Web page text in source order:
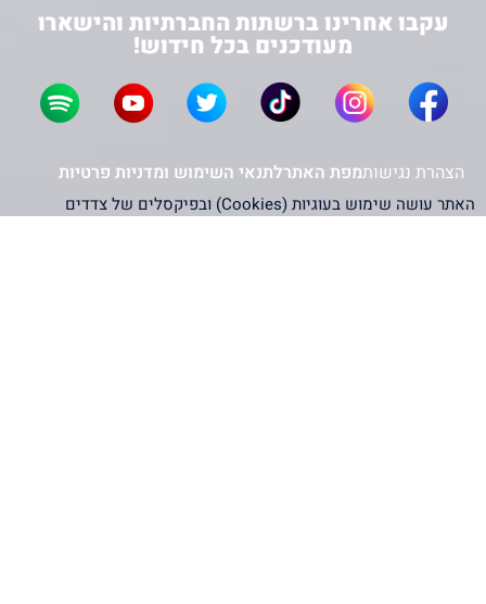
עקבו אחרינו ברשתות החברתיות והישארו
מעודכנים בכל חידוש!
הצהרת נגישותמפת האתרלתנאי השימוש ומדניות פרטיות
האתר עושה שימוש בעוגיות (Cookies) ובפיקסלים של צדדים